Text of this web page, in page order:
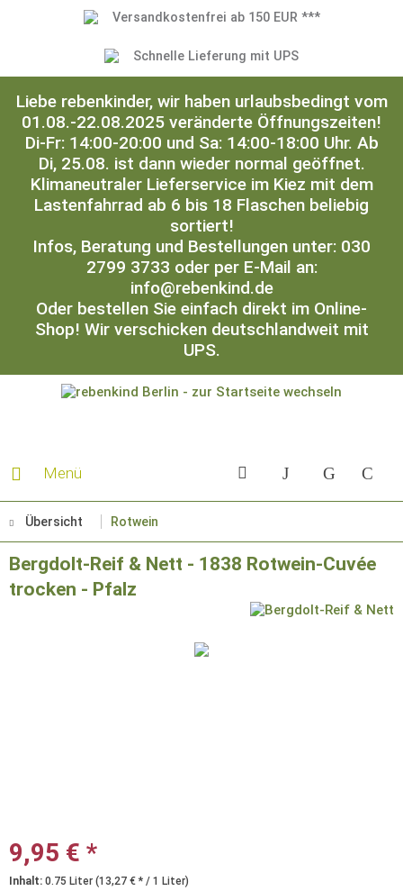
Versandkostenfrei ab 150 EUR ***
Schnelle Lieferung mit UPS
Liebe rebenkinder, wir haben urlaubsbedingt vom
01.08.-22.08.2025 veränderte Öffnungszeiten!
Di-Fr: 14:00-20:00 und Sa: 14:00-18:00 Uhr. Ab
Di, 25.08. ist dann wieder normal geöffnet.
Klimaneutraler Lieferservice im Kiez mit dem
Lastenfahrrad ab 6 bis 18 Flaschen beliebig
sortiert!
Infos, Beratung und Bestellungen unter: 030
2799 3733 oder per E-Mail an:
info@rebenkind.de
Oder bestellen Sie einfach direkt im Online-
Shop! Wir verschicken deutschlandweit mit
UPS.
Menü
Übersicht Rotwein
Bergdolt-Reif & Nett - 1838 Rotwein-Cuvée
trocken - Pfalz
9,95 € *
Inhalt: 0.75 Liter (13,27 € * / 1 Liter)